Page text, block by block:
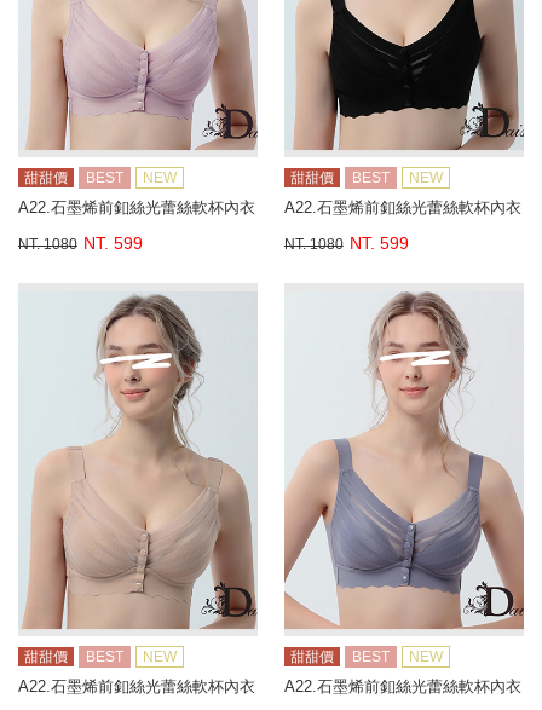
甜甜價 BEST NEW
A22.石墨烯前釦絲光蕾絲軟杯內衣
NT. 1080 NT. 599
甜甜價 BEST NEW
A22.石墨烯前釦絲光蕾絲軟杯內衣
NT. 1080 NT. 599
甜甜價 BEST NEW
A22.石墨烯前釦絲光蕾絲軟杯內衣
甜甜價 BEST NEW
A22.石墨烯前釦絲光蕾絲軟杯內衣